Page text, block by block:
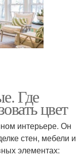
Где
цвет
интерьере. Он
стен, мебели и
элементах: